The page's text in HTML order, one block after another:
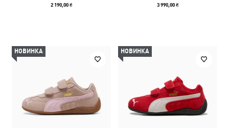
2 190,00 ₴ 3 990,00 ₴
НОВИНКА НОВИНКА